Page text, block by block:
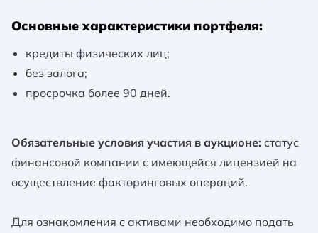
Основные характеристики портфеля:
кредиты физических лиц;
без залога;
просрочка более 90 дней.
Обязательные условия участия в аукционе: статус
финансовой компании с имеющейся лицензией на
осуществление факторинговых операций.
Для ознакомления с активами необходимо подать